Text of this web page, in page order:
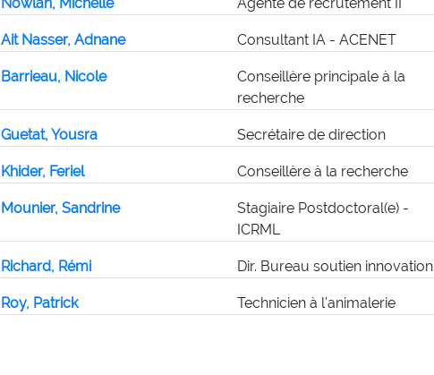
Ait Nasser, Adnane Consultant IA - ACENET
Barrieau, Nicole
Conseillère principale à la
recherche
Guetat, Yousra Secrétaire de direction
Khider, Feriel Conseillère à la recherche
Mounier, Sandrine
Stagiaire Postdoctoral(e) -
ICRML
Richard, Rémi Dir. Bureau soutien innovation
Roy, Patrick Technicien à l'animalerie